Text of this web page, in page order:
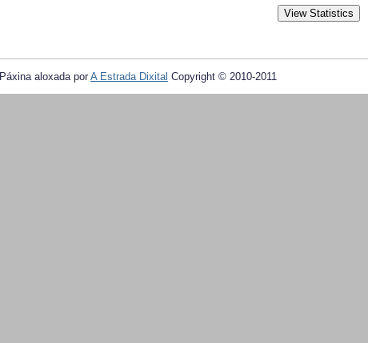
Páxina aloxada por A Estrada Dixital Copyright © 2010-2011